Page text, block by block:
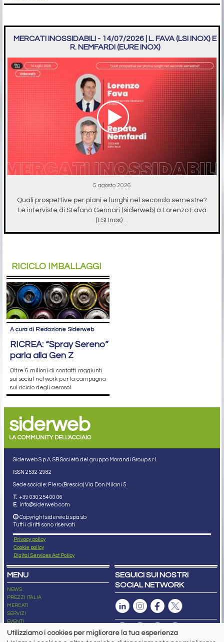
MERCATI INOSSIDABILI - 14/07/2026 | L. FAVA (LSI INOX) E
R. NEMFARDI (EURE INOX)
5 agosto 2026
Quali prospettive per piani e lunghi nel secondo semestre?
Le interviste di Stefano Gennari (siderweb) a Lorenzo Fava
(LSI Inox) ...
RICICLO IMBALLAGGI
A cura di Redazione Siderweb
RICREA: “Spray Sereno”
parla alla Gen Z
Oltre 6 milioni di contatti raggiunti
sui social network per la campagna
sul riciclo degli aerosol
siderweb
LA COMMUNITY DELL'ACCIAIO
Siderweb S.p.A. SB Società del gruppo Morandi Group s.r.l.
ISSN 2532-2982
Sede sociale: Flero (Brescia) Via Don Milani 5
T. +39 030 254 00 06
E. info@siderweb.com
Copyright siderweb spa sb
Tutti i diritti sono riservati
Privacy policy
Cookie policy
Digital Services Act Policy
MENU
NEWS
PREZZI ITALIA
MERCATI
SERVIZI
EVENTI
ABBONAMENTI
SEGUICI SUI NOSTRI
SOCIAL NETWORK
Utilizziamo i cookies per migliorare la tua esperienza